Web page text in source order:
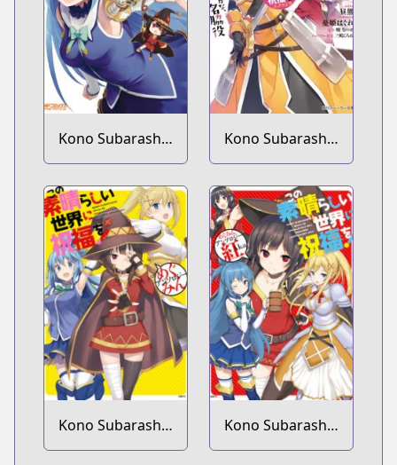
Kono Subarashii
Sekai ni Nichijou
wo!
Kono Subarashii
Sekai ni
Shukufuku wo!
Extra: Ano
Orokamono ni
mo Kyakkou wo!
Kono Subarashii
Sekai ni
Kono Subarashii
Sekai ni